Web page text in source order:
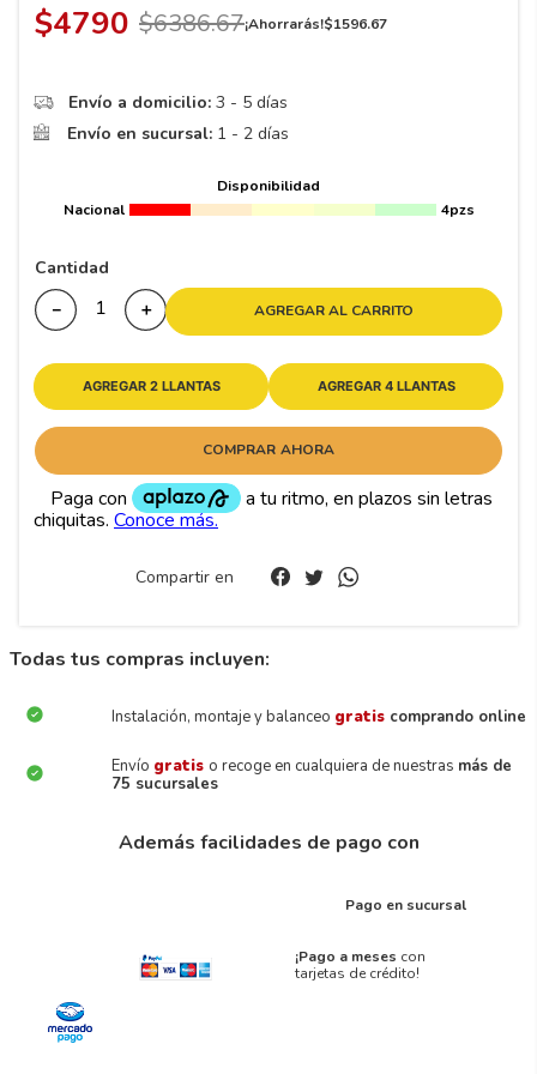
$4790 $6386.67¡Ahorrarás!$1596.67
Envío a domicilio: 3 - 5 días
Envío en sucursal: 1 - 2 días
Disponibilidad
Nacional
4pzs
Cantidad
＋
－ AGREGAR AL CARRITO
AGREGAR 2 LLANTAS AGREGAR 4 LLANTAS
COMPRAR AHORA
Compartir en
Todas tus compras incluyen:
Instalación, montaje y balanceo gratis comprando online
Envío gratis o recoge en cualquiera de nuestras más de
75 sucursales
Además facilidades de pago con
Pago en sucursal
¡Pago a meses con
tarjetas de crédito!